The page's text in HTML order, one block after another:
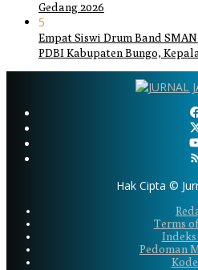
Gedang 2026
5
Empat Siswi Drum Band
PDBI Kabupaten Bungo,
Hak Cipta ©
Terms
Pedoman